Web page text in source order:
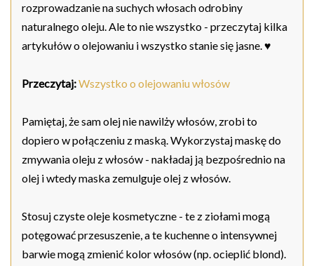
rozprowadzanie na suchych włosach odrobiny
naturalnego oleju. Ale to nie wszystko - przeczytaj kilka
artykułów o olejowaniu i wszystko stanie się jasne. ♥
Przeczytaj:Wszystko o olejowaniu włosów
Pamiętaj, że sam olej nie nawilży włosów, zrobi to
dopiero w połączeniu z maską. Wykorzystaj maskę do
zmywania oleju z włosów - nakładaj ją bezpośrednio na
olej i wtedy maska zemulguje olej z włosów.
Stosuj czyste oleje kosmetyczne - te z ziołami mogą
potęgować przesuszenie, a te kuchenne o intensywnej
barwie mogą zmienić kolor włosów (np. ocieplić blond).